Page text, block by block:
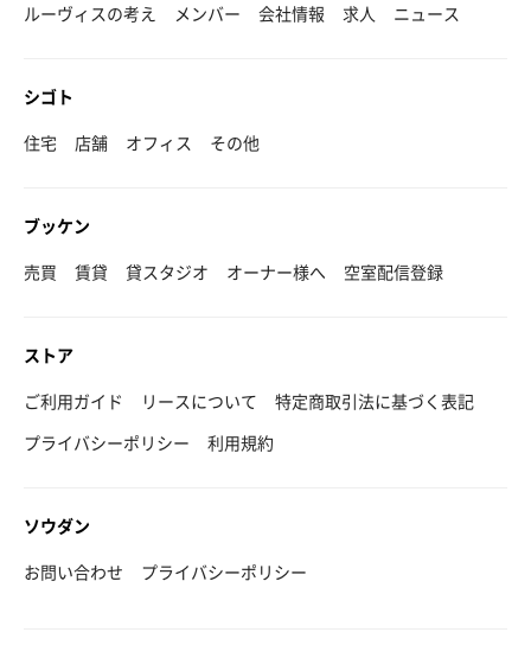
ルーヴィスの考え
メンバー 会社情報 求人 ニュース
シゴト
住宅
店舗 オフィス その他
ブッケン
売買
賃貸 貸スタジオ オーナー様へ 空室配信登録
ストア
ご利用ガイド
リースについて
特定商取引法に基づく表記
プライバシーポリシー
利用規約
ソウダン
お問い合わせ
プライバシーポリシー